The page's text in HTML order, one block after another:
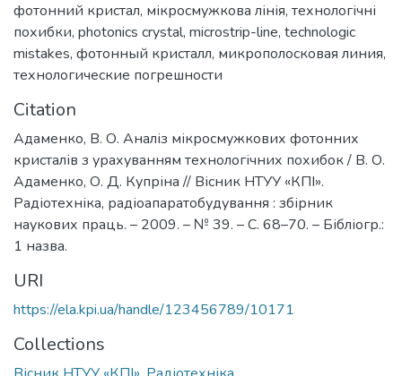
фотонний кристал, мікросмужкова лінія, технологічні
похибки, photonics crystal, microstrip-line, technologic
mistakes, фотонный кристалл, микрополосковая линия,
технологические погрешности
Citation
Адаменко, В. О. Аналіз мікросмужкових фотонних
кристалів з урахуванням технологічних похибок / В. О.
Адаменко, О. Д. Купріна // Вісник НТУУ «КПІ».
Радіотехніка, радіоапаратобудування : збірник
наукових праць. – 2009. – № 39. – С. 68–70. – Бібліогр.:
1 назва.
URI
https://ela.kpi.ua/handle/123456789/10171
Collections